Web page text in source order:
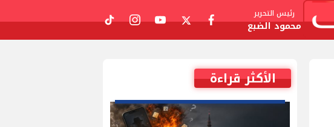
رئيس التحرير
محمود الضبع facebook
twitter
youtube
instagram
tiktok
الأكثر قراءة